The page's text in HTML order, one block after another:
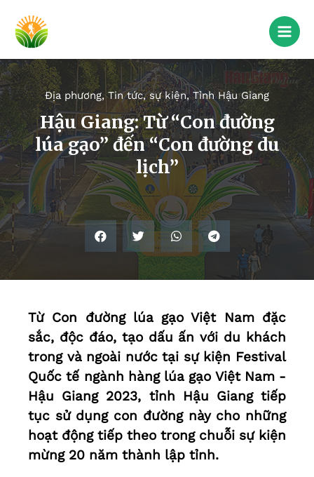
Địa phương,Tin tức, sự kiện, Tỉnh Hậu Giang
Hậu Giang: Từ “Con đường
lúa gạo” đến “Con đường du
lịch”
Từ Con đường lúa gạo Việt Nam đặc
sắc, độc đáo, tạo dấu ấn với du khách
trong và ngoài nước tại sự kiện Festival
Quốc tế ngành hàng lúa gạo Việt Nam -
Hậu Giang 2023, tỉnh Hậu Giang tiếp
tục sử dụng con đường này cho những
hoạt động tiếp theo trong chuỗi sự kiện
mừng 20 năm thành lập tỉnh.